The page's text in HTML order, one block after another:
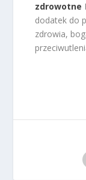
zdrowotne
dodatek do
zdrowia,